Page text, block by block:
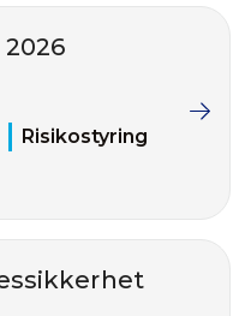
Risikostyring